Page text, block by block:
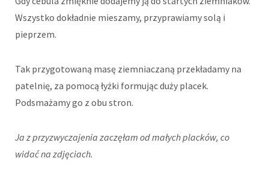
Wszystko dokładnie mieszamy, przyprawiamy solą i
pieprzem.
Tak przygotowaną masę ziemniaczaną przekładamy na
patelnię, za pomocą łyżki formując duży placek.
Podsmażamy go z obu stron.
Ja z przyzwyczajenia zaczęłam od małych placków, co
widać na zdjęciach.